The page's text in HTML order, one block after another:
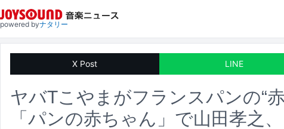
powered byナタリー
X Post LINE
ヤバTこやまがフランスパンの“
「パンの赤ちゃん」で山田孝之